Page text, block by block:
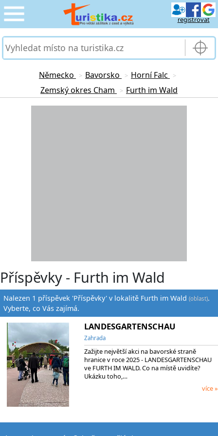
registrovat
CESTOVÁNÍ
PRO TURISTY ›
Německo > Bavorsko > Horní Falc >
Zemský okres Cham > Furth im Wald
Příspěvky - Furth im Wald
Nalezen 1 příspěvek 'Příspěvky' v lokalitě Furth im Wald(oblast).
Vyberte, co Vás zajímá.
LANDESGARTENSCHAU
Zahrada
Zažijte největší akci na bavorské straně
hranice v roce 2025 - LANDESGARTENSCHAU
ve FURTH IM WALD. Co na místě uvidíte?
Ukázku toho,…
více »